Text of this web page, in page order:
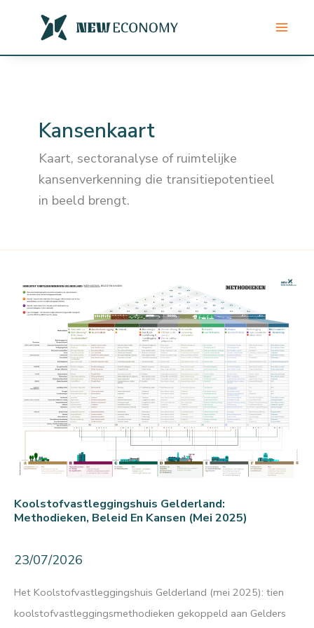
de
Kansenkaart
Kaart, sectoranalyse of ruimtelijke
kansenverkenning die transitiepotentieel
in beeld brengt.
Koolstofvastleggingshuis Gelderland:
Methodieken, Beleid En Kansen (mei 2025)
23/07/2026
Het Koolstofvastleggingshuis Gelderland (mei 2025): tien
koolstofvastleggingsmethodieken gekoppeld aan Gelders